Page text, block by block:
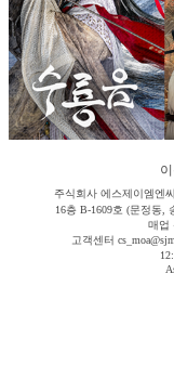
주식회사 에스제이엠엔
16층 B-1609호 (문정동,
매업
고객센터